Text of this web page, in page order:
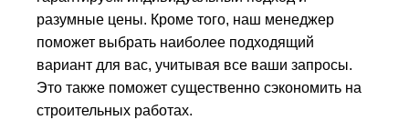
разумные цены. Кроме того, наш менеджер
поможет выбрать наиболее подходящий
вариант для вас, учитывая все ваши запросы.
Это также поможет существенно сэкономить на
строительных работах.